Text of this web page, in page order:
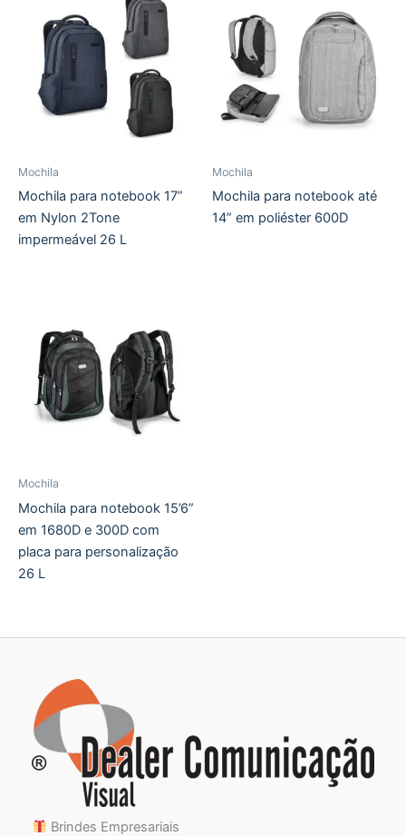
Mochila
Mochila para notebook 17”
em Nylon 2Tone
impermeável 26 L
Mochila
Mochila para notebook até
14” em poliéster 600D
Mochila
Mochila para notebook 15’6”
em 1680D e 300D com
placa para personalização
26 L
Brindes Empresariais